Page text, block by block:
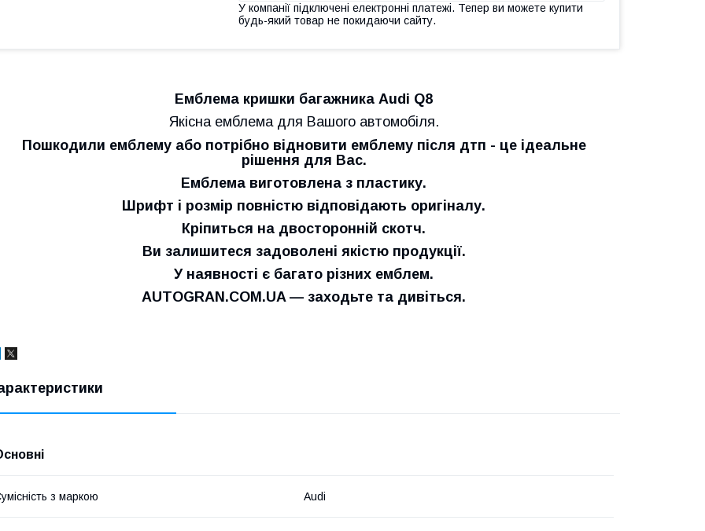
У компанії підключені електронні платежі. Тепер ви можете купити
будь-який товар не покидаючи сайту.
Емблема кришки багажника Audi Q8
Якісна емблема для Вашого автомобіля.
Пошкодили емблему або потрібно відновити емблему після дтп - це ідеальне
рішення для Вас.
Емблема виготовлена з пластику.
Шрифт і розмір повністю відповідають оригіналу.
Кріпиться на двосторонній скотч.
Ви залишитеся задоволені якістю продукції.
У наявності є багато різних емблем.
AUTOGRAN.COM.UA — заходьте та дивіться.
з маркою Audi